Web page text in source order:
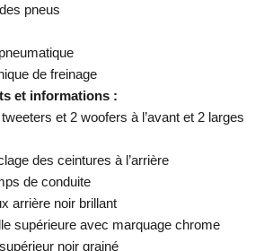
pneus
de freinage
et informations :
et 2 woofers à l’avant et 2 larges
des ceintures à l’arrière
de conduite
arrière noir brillant
supérieure avec marquage chrome
noir grainé